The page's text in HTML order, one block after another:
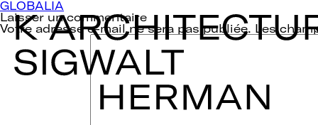
Navigation
de
l’article
GLOBALIA
Laisser un commentaire
Votre adresse e-mail ne sera pas publiée. Les